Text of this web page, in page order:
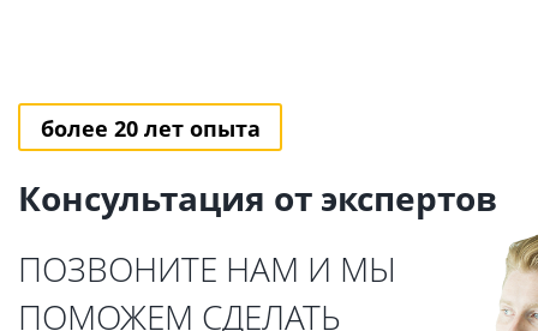
более 20 лет опыта
Консультация от экспертов
ПОЗВОНИТЕ НАМ И МЫ
ПОМОЖЕМ СДЕЛАТЬ